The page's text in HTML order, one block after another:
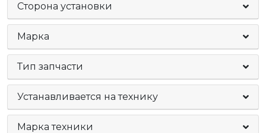
Сторона установки
Марка
Тип запчасти
Устанавливается на технику
Марка техники